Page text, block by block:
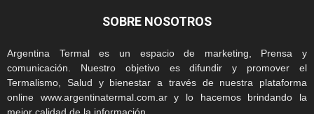
SOBRE NOSOTROS
Argentina Termal es un espacio de marketing, Prensa y
comunicación. Nuestro objetivo es difundir y promover el
Termalismo, Salud y bienestar a través de nuestra plataforma
online www.argentinatermal.com.ar y lo hacemos brindando la
mejor calidad de la información.